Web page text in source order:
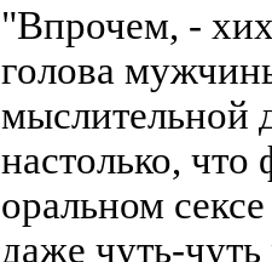
"Впрочем, -
голова
мыслительной
настолько, что
оральном
даже чуть-